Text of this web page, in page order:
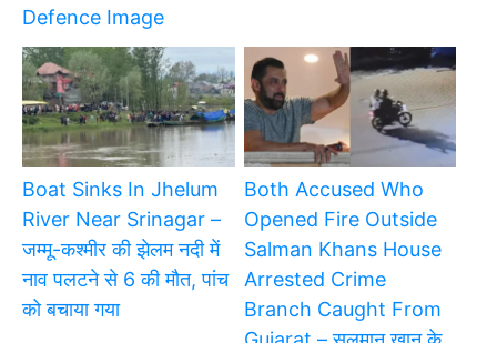
Defence Image
Boat Sinks In Jhelum
River Near Srinagar –
जम्मू-कश्मीर की झेलम नदी में
नाव पलटने से 6 की मौत, पांच
को बचाया गया
Both Accused Who
Opened Fire Outside
Salman Khans House
Arrested Crime
Branch Caught From